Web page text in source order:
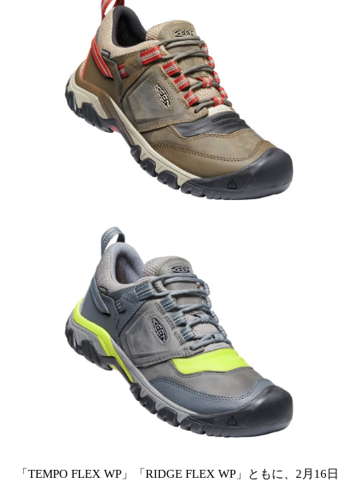
「TEMPO FLEX WP」「RIDGE FLEX WP」ともに、2月16日